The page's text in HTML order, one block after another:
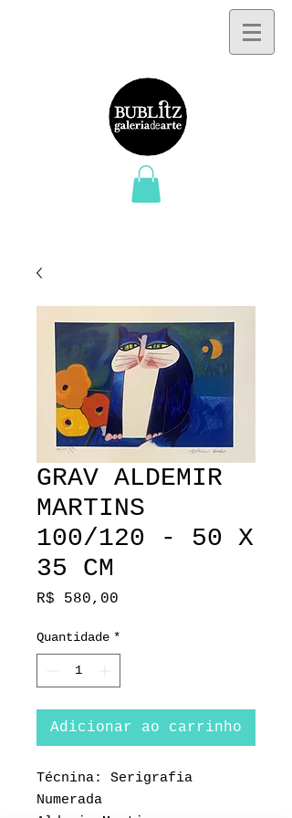
GRAV ALDEMIR
MARTINS
100/120 - 50 X
35 CM
R$ 580,00
Quantidade *
Adicionar ao carrinho
Técnina: Serigrafia
Numerada